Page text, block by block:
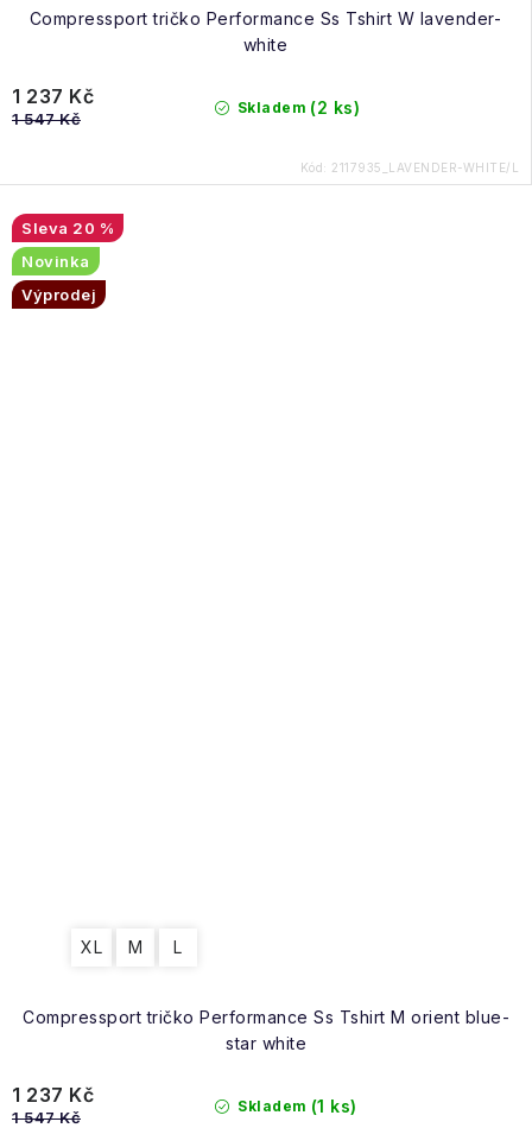
Compressport tričko Performance Ss Tshirt W lavender-
white
Skladem (2 ks)
1 237 Kč
1 547 Kč
Kód: 2117935_LAVENDER-WHITE/L
Compressport tričko Performance Ss Tshirt M orient blue-
star white
20 %
Novinka
Výprodej
XL M L
Skladem (1 ks)
1 237 Kč
1 547 Kč